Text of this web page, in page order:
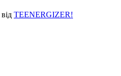
від TEENERGIZER!